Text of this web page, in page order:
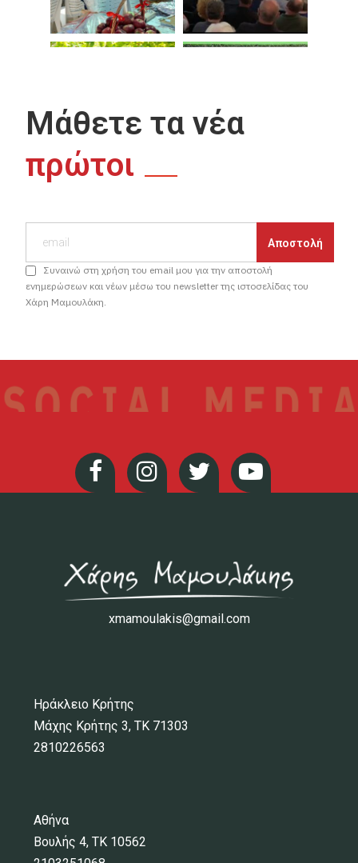
Μάθετε τα νέα
πρώτοι
Συναινώ στη χρήση του email μου για την αποστολή
ενημερώσεων και νέων μέσω του newsletter της ιστοσελίδας του
Χάρη Μαμουλάκη.
xmamoulakis@gmail.com
Ηράκλειο Κρήτης
Μάχης Κρήτης 3, ΤΚ 71303
2810226563
Αθήνα
Βουλής 4, ΤΚ 10562